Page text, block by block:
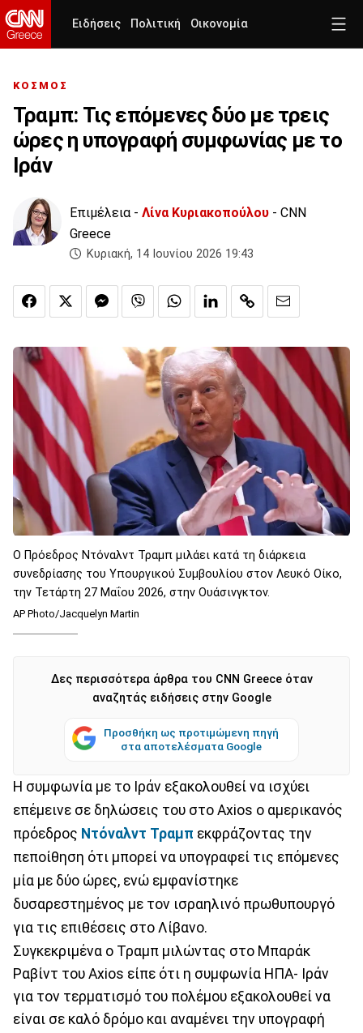
Ειδήσεις Πολιτική Οικονομία
ΚΟΣΜΟΣ
Τραμπ: Τις επόμενες δύο με τρεις
ώρες η υπογραφή συμφωνίας με το
Ιράν
Επιμέλεια - Λίνα Κυριακοπούλου - CNN
Greece
Κυριακή, 14 Ιουνίου 2026 19:43
Ο Πρόεδρος Ντόναλντ Τραμπ μιλάει κατά τη διάρκεια
συνεδρίασης του Υπουργικού Συμβουλίου στον Λευκό Οίκο,
την Τετάρτη 27 Μαΐου 2026, στην Ουάσινγκτον.
AP Photo/Jacquelyn Martin
Δες περισσότερα άρθρα του CNN Greece όταν
αναζητάς ειδήσεις στην Google
Προσθήκη ως προτιμώμενη πηγή
στα αποτελέσματα Google
Η συμφωνία με το Ιράν εξακολουθεί να ισχύει
επέμεινε σε δηλώσεις του στο Axios ο αμερικανός
πρόεδρος Ντόναλντ Τραμπ εκφράζοντας την
πεποίθηση ότι μπορεί να υπογραφεί τις επόμενες
μία με δύο ώρες, ενώ εμφανίστηκε
δυσαρεστημένος με τον ισραηλινό πρωθυπουργό
για τις επιθέσεις στο Λίβανο.
Συγκεκριμένα ο Τραμπ μιλώντας στο Μπαράκ
Ραβίντ του Axios είπε ότι η συμφωνία ΗΠΑ- Ιράν
για τον τερματισμό του πολέμου εξακολουθεί να
είναι σε καλό δρόμο και αναμένει την υπογραφή